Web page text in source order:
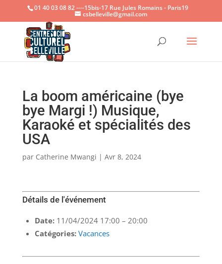
Ouvrir
01 40 03 08 82 ----15bis-17 Rue Jules Romains - Paris19
csbelleville@gmail.com
La boom américaine (bye
bye Margi !) Musique,
Karaoké et spécialités des
USA
par Catherine Mwangi | Avr 8, 2024
Détails de l'événement
Date: 11/04/2024 17:00 – 20:00
Catégories: Vacances